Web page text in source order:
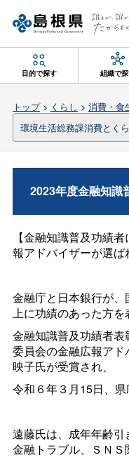
目的で探す 組織で
トップ> くらし > 消費・食
環境生活総務課消費とく
2023年度金融知識
【金融知識普及功績
報アドバイザーが選ば
金融庁と日本銀行が
上に功績のあった方を
金融知識普及功績者
委員会の金融広報ア
映子氏が受賞され、
令和６年３月15日、県
遠藤氏は、成年年齢
金融トラブル、ＳＮＳ